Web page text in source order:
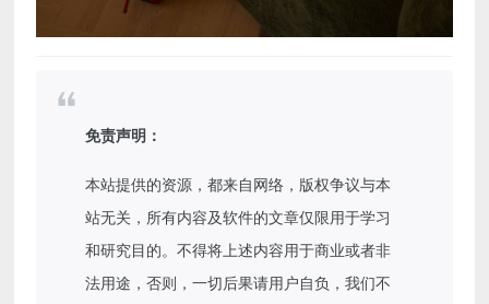
免责声明：
本站提供的资源，都来自网络，版权争议与本
站无关，所有内容及软件的文章仅限用于学习
和研究目的。不得将上述内容用于商业或者非
法用途，否则，一切后果请用户自负，我们不